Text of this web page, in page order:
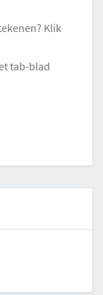
Klik
tab-blad